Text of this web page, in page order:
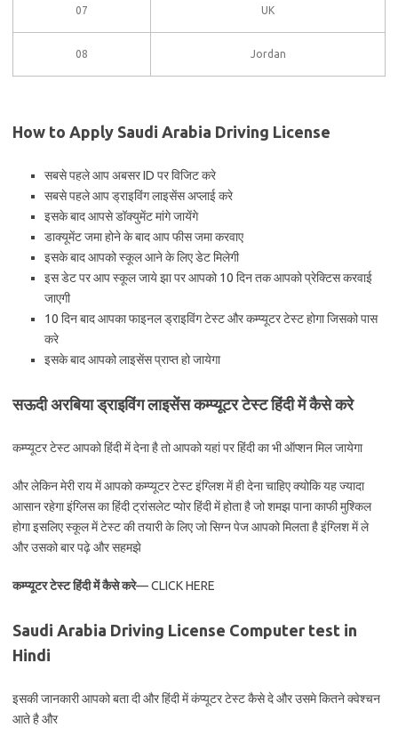
07 UK
08 Jordan
How to Apply Saudi Arabia Driving License
सबसे पहले आप अबसर ID पर विजिट करे
सबसे पहले आप ड्राइविंग लाइसेंस अप्लाई करे
इसके बाद आपसे डॉक्युमेंट मांगे जायेंगे
डाक्यूमेंट जमा होने के बाद आप फीस जमा करवाए
इसके बाद आपको स्कूल आने के लिए डेट मिलेगी
इस डेट पर आप स्कूल जाये झा पर आपको 10 दिन तक आपको प्रेक्टिस करवाई
जाएगी
10 दिन बाद आपका फाइनल ड्राइविंग टेस्ट और कम्प्यूटर टेस्ट होगा जिसको पास
करे
इसके बाद आपको लाइसेंस प्राप्त हो जायेगा
सऊदी अरबिया ड्राइविंग लाइसेंस कम्प्यूटर टेस्ट हिंदी में कैसे करे
कम्प्यूटर टेस्ट आपको हिंदी में देना है तो आपको यहां पर हिंदी का भी ऑप्शन मिल जायेगा
और लेकिन मेरी राय में आपको कम्प्यूटर टेस्ट इंग्लिश में ही देना चाहिए क्योकि यह ज्यादा
आसान रहेगा इंग्लिस का हिंदी ट्रांसलेट प्योर हिंदी में होता है जो शमझ पाना काफी मुश्किल
होगा इसलिए स्कूल में टेस्ट की तयारी के लिए जो सिग्न पेज आपको मिलता है इंग्लिश में ले
और उसको बार पढ़े और सहमझे
कम्प्यूटर टेस्ट हिंदी में कैसे करे— CLICK HERE
Saudi Arabia Driving License Computer test in
Hindi
इसकी जानकारी आपको बता दी और हिंदी में कंप्यूटर टेस्ट कैसे दे और उसमे कितने क्वेश्चन
आते है और